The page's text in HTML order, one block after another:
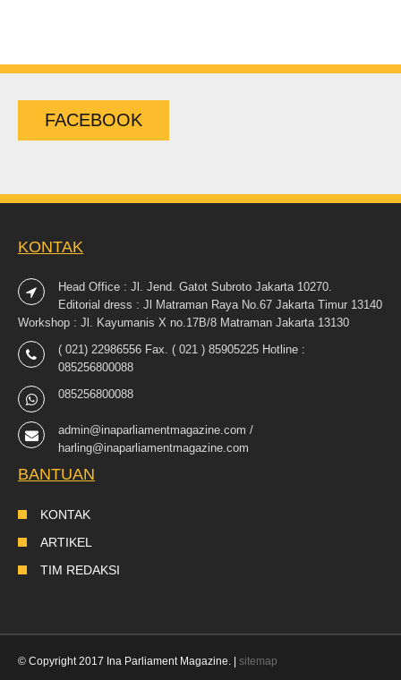
FACEBOOK
KONTAK
Head Office : Jl. Jend. Gatot Subroto Jakarta 10270.
Editorial dress : Jl Matraman Raya No.67 Jakarta Timur 13140
Workshop : Jl. Kayumanis X no.17B/8 Matraman Jakarta 13130
( 021) 22986556 Fax. ( 021 ) 85905225 Hotline :
085256800088
085256800088
admin@inaparliamentmagazine.com /
harling@inaparliamentmagazine.com
BANTUAN
KONTAK
ARTIKEL
TIM REDAKSI
© Copyright 2017 Ina Parliament Magazine. | sitemap